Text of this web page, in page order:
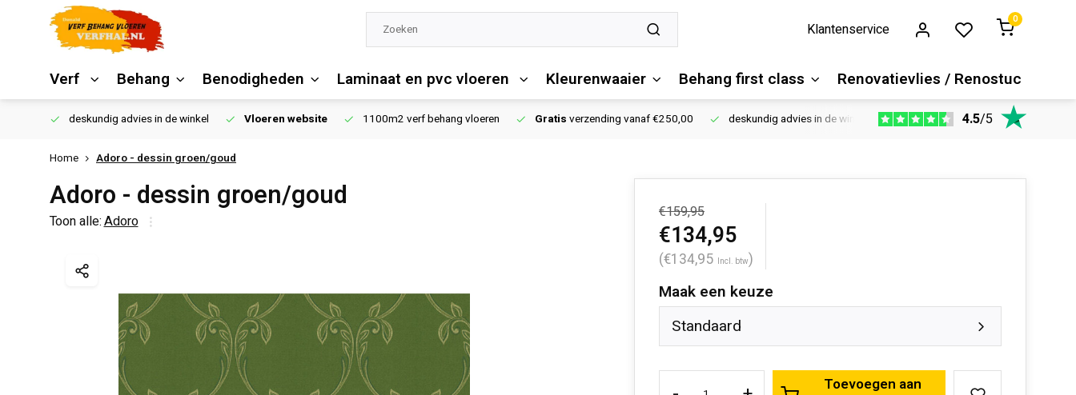
Klantenservice
0
Verf Behang Benodigheden Laminaat en pvc vloeren Kleurenwaaier Behang first class Renovatievlies / Renostuc
deskundig advies in de winkel Vloeren website 1100m2 verf behang vloeren Gratis verzending vanaf €250,00 deskundig advies in de winkel Vloeren website 1100m2
4.5/5
Home Adoro - dessin groen/goud
Adoro - dessin groen/goud
Toon alle:Adoro €159,95
€134,95
(€134,95 Incl. btw)
Maak een keuze
Standaard
Toevoegen aan